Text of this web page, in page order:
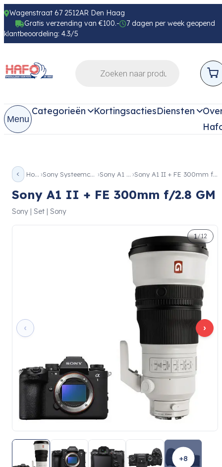
Wagenstraat 67 2512AR Den Haag
Gratis verzending van €100.-
7 dagen per week geopend
klantbeoordeling: 4.3/5
Menu
Categorieën KortingsactiesDiensten
Home Sony Systeemcamera Sony A1 serie Sony A1 II + FE 300mm f/2.8 GM
Sony A1 II + FE 300mm f/2.8 GM
Sony | Set | Sony
‹ ›
1/12
+8